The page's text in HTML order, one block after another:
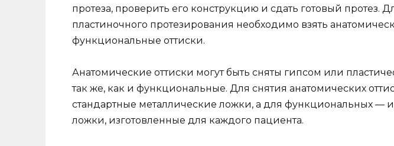
протеза, проверить его конструкцию и сдать готовый протез.
пластиночного протезирования необходимо взять
функциональные оттиски.
Анатомические оттиски могут быть сняты гипсом или
так же, как и функциональные. Для снятия анатомических
стандартные металлические ложки, а для функциональных —
ложки, изготовленные для каждого пациента.